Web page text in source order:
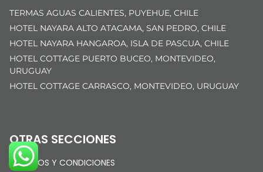
TERMAS AGUAS CALIENTES, PUYEHUE, CHILE
HOTEL NAYARA ALTO ATACAMA, SAN PEDRO, CHILE
HOTEL NAYARA HANGAROA, ISLA DE PASCUA, CHILE
HOTEL COTTAGE PUERTO BUCEO, MONTEVIDEO,
URUGUAY
HOTEL COTTAGE CARRASCO, MONTEVIDEO, URUGUAY
OTRAS SECCIONES
TÉRMINOS Y CONDICIONES